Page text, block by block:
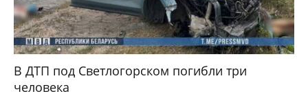
В ДТП под Светлогорском погибли три
человека